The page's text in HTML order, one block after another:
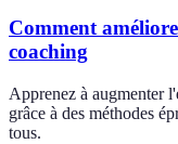
Comment
coaching
Apprenez à augmenter
grâce à des méthodes
tous.